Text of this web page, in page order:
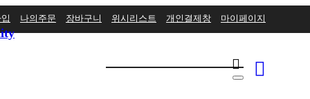
나의주문 장바구니 위시리스트 개인결제창 마이페이지